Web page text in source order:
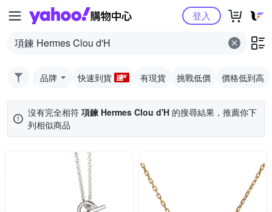
Yahoo購物中心登入
品牌 快速到貨 有現貨 挑戰低價 價格低到高
沒有完全相符項鍊 Hermes Clou d'H 的搜尋結果，推薦你下
列相似商品